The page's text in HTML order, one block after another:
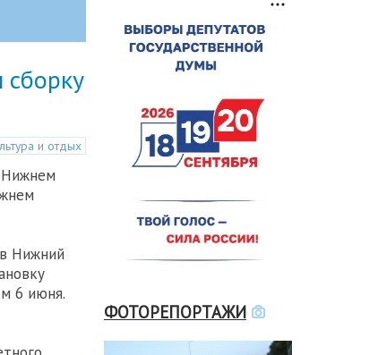
и отдых
Нижнем
Нижний
6 июня.
ФОТОРЕПОРТАЖИ